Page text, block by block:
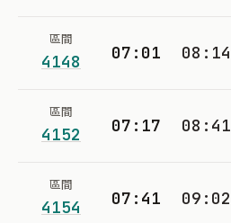
區間
4148 07:01 08:14
區間
4152 07:17 08:41
區間
4154 07:41 09:02